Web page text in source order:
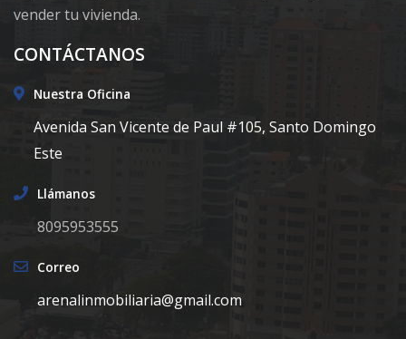
vender tu vivienda.
CONTÁCTANOS
Nuestra Oficina
Avenida San Vicente de Paul #105, Santo Domingo
Este
Llámanos
8095953555
Correo
arenalinmobiliaria@gmail.com